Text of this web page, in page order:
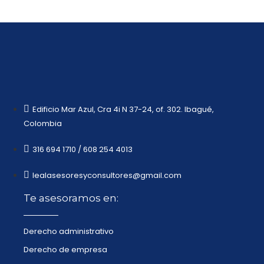
Edificio Mar Azul, Cra 4i N 37-24, of. 302. Ibagué,
Colombia
316 694 1710 / 608 254 4013
lealasesoresyconsultores@gmail.com
Te asesoramos en:
Derecho administrativo
Derecho de empresa